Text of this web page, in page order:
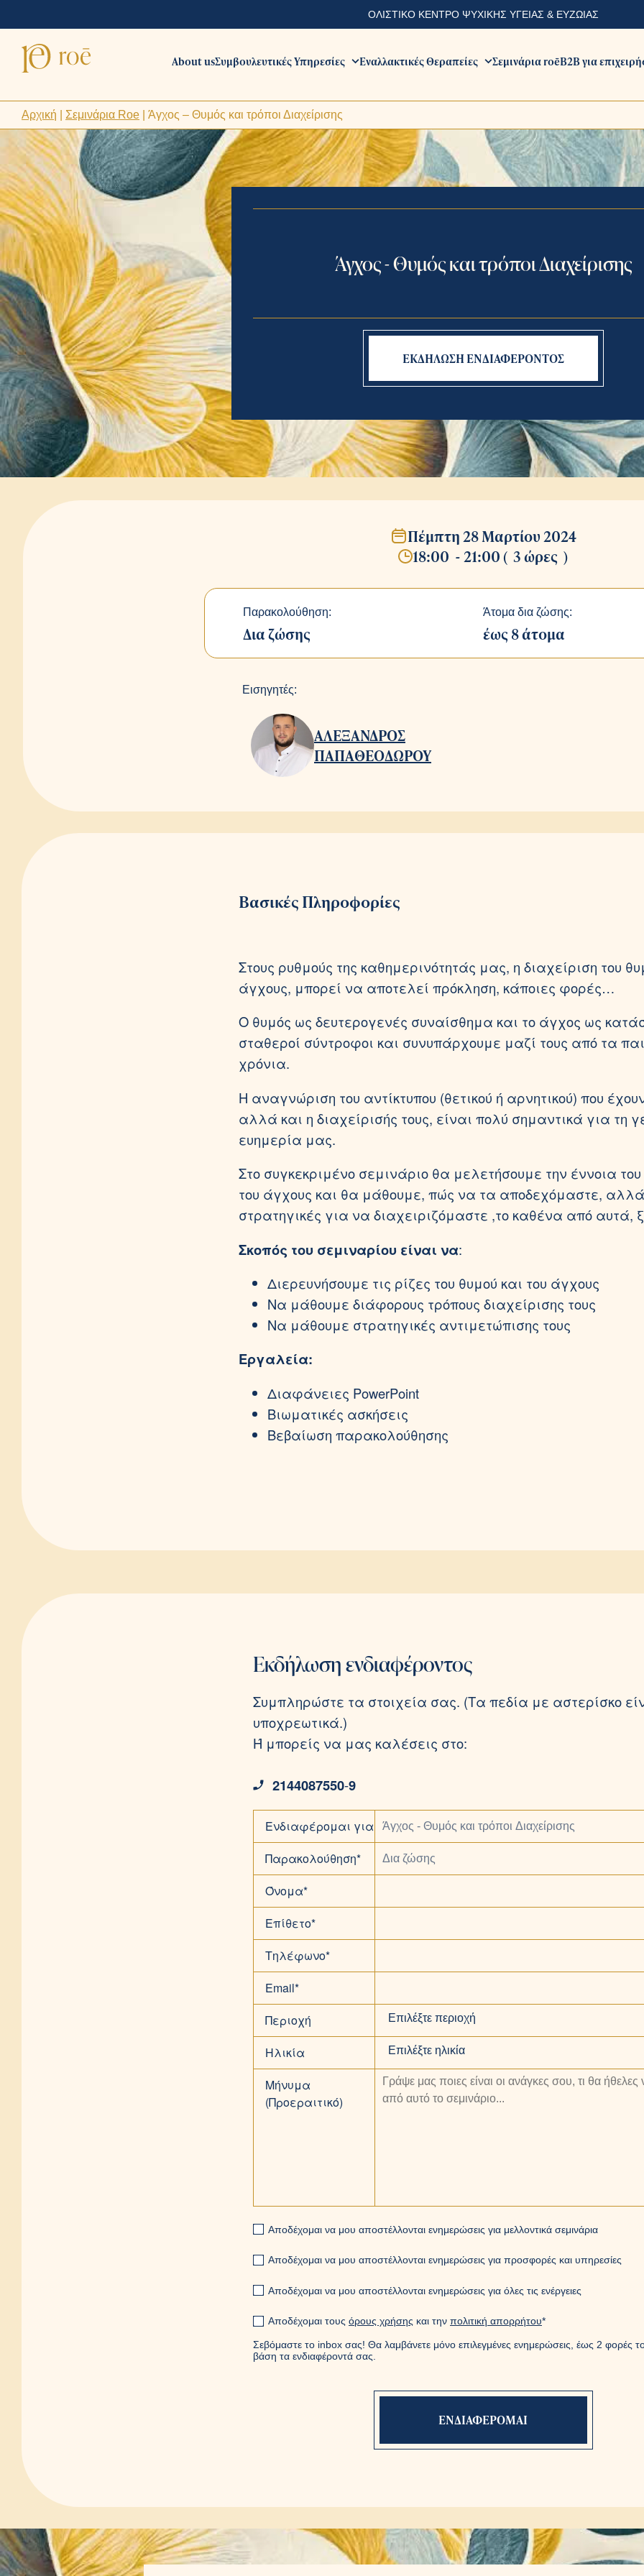
ΟΛΙΣΤΙΚΟ ΚΕΝΤΡΟ ΨΥΧΙΚΗΣ ΥΓΕΙΑΣ & ΕΥΖΩΙΑΣ
About usΣυμβουλευτικές Υπηρεσίες Εναλλακτικές Θεραπείες Σεμινάρια roēB2B για
Αρχική Σεμινάρια Roe Άγχος – Θυμός και τρόποι Διαχείρισης
Άγχος - Θυμός και τρόποι Διαχείρισης
ΕΚΔΗΛΩΣΗ ΕΝΔΙΑΦΕΡΟΝΤΟΣ
Πέμπτη 28 Μαρτίου 2024
18:00 -21:00( 3 ώρες )
Παρακολούθηση:
Δια ζώσης
Άτομα δια ζώσης:
έως 8 άτομα
Εισηγητές:
ΑΛΕΞΑΝΔΡΟΣ
ΠΑΠΑΘΕΟΔΩΡΟΥ
Βασικές Πληροφορίες
Στους ρυθμούς της καθημερινότητάς μας, η διαχείριση του
άγχους, μπορεί να αποτελεί πρόκληση, κάποιες φορές…
Ο θυμός ως δευτερογενές συναίσθημα και το άγχος ως
σταθεροί σύντροφοι και συνυπάρχουμε μαζί τους από τα
χρόνια.
Η αναγνώριση του αντίκτυπου (θετικού ή αρνητικού) που
αλλά και η διαχείρισής τους, είναι πολύ σημαντικά για τη
ευημερία μας.
Στο συγκεκριμένο σεμινάριο θα μελετήσουμε την έννοια
του άγχους και θα μάθουμε, πώς να τα αποδεχόμαστε,
στρατηγικές για να διαχειριζόμαστε ,το καθένα από αυτά,
Σκοπός του σεμιναρίου είναι να:
Διερευνήσουμε τις ρίζες του θυμού και του άγχους
Να μάθουμε διάφορους τρόπους διαχείρισης τους
Να μάθουμε στρατηγικές αντιμετώπισης τους
Εργαλεία:
Διαφάνειες PowerPoint
Βιωματικές ασκήσεις
Βεβαίωση παρακολούθησης
Εκδήλωση ενδιαφέροντος
Συμπληρώστε τα στοιχεία σας. (Τα πεδία με αστερίσκο
υποχρεωτικά.)
Ή μπορείς να μας καλέσεις στο:
2144087550-9
Ενδιαφέρομαι για
Παρακολούθηση*
Όνομα*
Επίθετο*
Τηλέφωνο*
Email*
Περιοχή
Επιλέξτε περιοχή
Ηλικία Επιλέξτε ηλικία
Μήνυμα
(Προεραιτικό)
Αποδέχομαι να μου αποστέλλονται ενημερώσεις για μελλοντικά σεμινάρια
Αποδέχομαι να μου αποστέλλονται ενημερώσεις για προσφορές και υπηρεσίες
Αποδέχομαι να μου αποστέλλονται ενημερώσεις για όλες τις ενέργειες
Αποδέχομαι τους όρους χρήσης και την πολιτική απορρήτου*
Σεβόμαστε το inbox σας! Θα λαμβάνετε μόνο επιλεγμένες ενημερώσεις, έως 2 φορές
βάση τα ενδιαφέροντά σας.
Ευχαριστούμε πολύ. Ένας συνεργάτης μας θα έρθει σε
σας.